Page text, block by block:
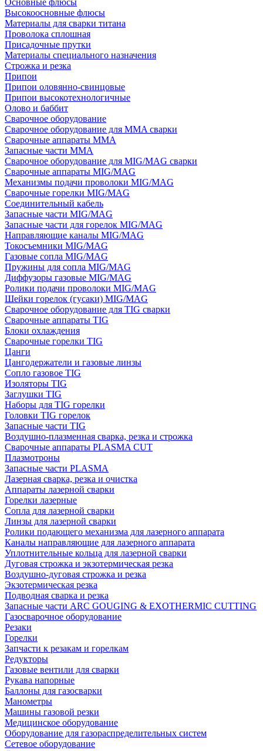
Основные флюсы
Высокоосновные флюсы
Материалы для сварки титана
Проволока сплошная
Присадочные прутки
Материалы специального назначения
Строжка и резка
Припои
Припои оловянно-свинцовые
Припои высокотехнологичные
Олово и баббит
Сварочное оборудование
Сварочное оборудование для MMA сварки
Сварочные аппараты MMA
Запасные части MMA
Сварочное оборудование для MIG/MAG сварки
Сварочные аппараты MIG/MAG
Механизмы подачи проволоки MIG/MAG
Сварочные горелки MIG/MAG
Соединительный кабель
Запасные части MIG/MAG
Запасные части для горелок MIG/MAG
Направляющие каналы MIG/MAG
Токосъемники MIG/MAG
Газовые сопла MIG/MAG
Пружины для сопла MIG/MAG
Диффузоры газовые MIG/MAG
Ролики подачи проволоки MIG/MAG
Шейки горелок (гусаки) MIG/MAG
Сварочное оборудование для TIG сварки
Сварочные аппараты TIG
Блоки охлаждения
Сварочные горелки TIG
Цанги
Цангодержатели и газовые линзы
Сопло газовое TIG
Изоляторы TIG
Заглушки TIG
Наборы для TIG горелки
Головки TIG горелок
Запасные части TIG
Воздушно-плазменная сварка, резка и строжка
Сварочные аппараты PLASMA CUT
Плазмотроны
Запасные части PLASMA
Лазерная сварка, резка и очистка
Аппараты лазерной сварки
Горелки лазерные
Сопла для лазерной сварки
Линзы для лазерной сварки
Ролики подающего механизма для лазерного аппарата
Каналы направляющие для лазерного аппарата
Уплотнительные кольца для лазерной сварки
Дуговая строжка и экзотермическая резка
Воздушно-дуговая строжка и резка
Экзотермическая резка
Подводная сварка и резка
Запасные части ARC GOUGING & EXOTHERMIC CUTTING
Газосварочное оборудование
Резаки
Горелки
Запчасти к резакам и горелкам
Редукторы
Газовые вентили для сварки
Рукава напорные
Баллоны для газосварки
Манометры
Машины газовой резки
Медицинское оборудование
Оборудование для газораспределительных систем
Сетевое оборудование